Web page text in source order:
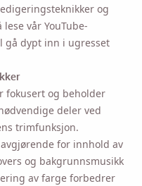
og
vår YouTube-
gå dypt inn i ugresset
fokusert og beholder
deler ved
trimfunksjon.
for innhold av
og bakgrunnsmusikk
av farge forbedrer